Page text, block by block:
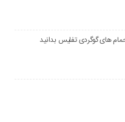
حمام های گوگردی تفلیس بدانید